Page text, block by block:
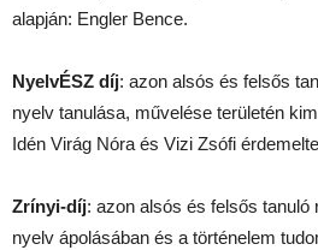
alapján: Engler Bence.
NyelvÉSZ díj: azon alsós és felsős
nyelv tanulása, művelése területén
Idén Virág Nóra és Vizi Zsófi
Zrínyi-díj: azon alsós és felsős
nyelv ápolásában és a történelem